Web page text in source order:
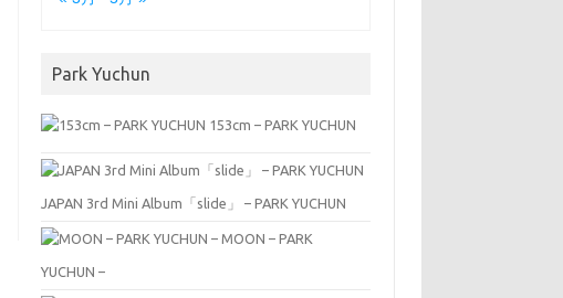
Park Yuchun
153cm – PARK YUCHUN
JAPAN 3rd Mini Album「slide」 – PARK YUCHUN
MOON – PARK
YUCHUN –